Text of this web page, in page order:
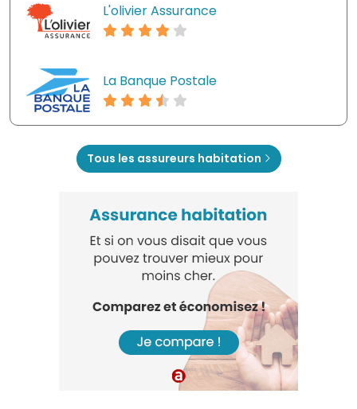
L'olivier Assurance
La Banque Postale
Tous les assureurs habitation